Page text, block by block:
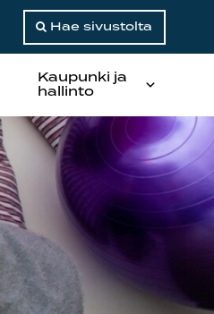
Hae sivustolta
Kaupunki ja
hallinto